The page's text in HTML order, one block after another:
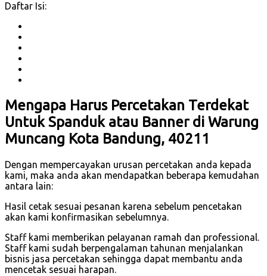
Daftar Isi:
Mengapa Harus Percetakan Terdekat
Untuk Spanduk atau Banner di Warung
Muncang Kota Bandung, 40211
Dengan mempercayakan urusan percetakan anda kepada
kami, maka anda akan mendapatkan beberapa kemudahan
antara lain:
Hasil cetak sesuai pesanan karena sebelum pencetakan
akan kami konfirmasikan sebelumnya.
Staff kami memberikan pelayanan ramah dan professional.
Staff kami sudah berpengalaman tahunan menjalankan
bisnis jasa percetakan sehingga dapat membantu anda
mencetak sesuai harapan.